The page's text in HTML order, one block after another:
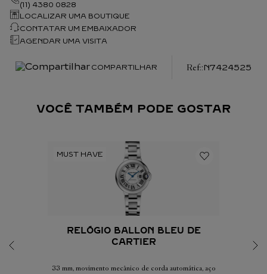
(11) 4380 0828
LOCALIZAR UMA BOUTIQUE
CONTATAR UM EMBAIXADOR
AGENDAR UMA VISITA
COMPARTILHAR :N7424525
VOCÊ TAMBÉM PODE GOSTAR
RELÓGIO BALLON BLEU DE
CARTIER
33 mm, movimento mecânico de corda automática, aço